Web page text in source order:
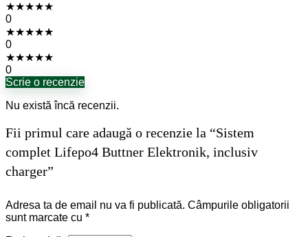
★★★★★
0
★★★★★
0
★★★★★
0
Scrie o recenzie
Nu există încă recenzii.
Fii primul care adaugă o recenzie la “Sistem
complet Lifepo4 Buttner Elektronik, inclusiv
charger”
Adresa ta de email nu va fi publicată. Câmpurile obligatorii
sunt marcate cu *